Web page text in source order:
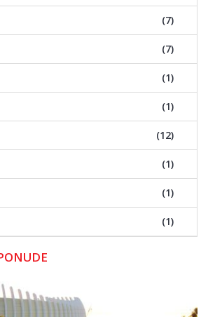
(7)
(7)
(1)
(1)
(12)
(1)
(1)
(1)